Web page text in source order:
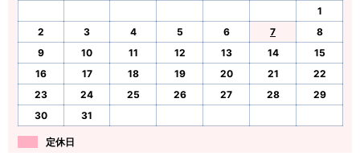
1
2
3 4 5 6 7
8
9
10 11 12 13 14
15
16
17 18 19 20 21
22
23
24 25 26 27 28
29
30
31
定休日